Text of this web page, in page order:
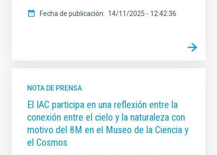
Fecha de publicación 14/11/2025 - 12:42:36
NOTA DE PRENSA
El IAC participa en una reflexión entre la
conexión entre el cielo y la naturaleza con
motivo del 8M en el Museo de la Ciencia y
el Cosmos